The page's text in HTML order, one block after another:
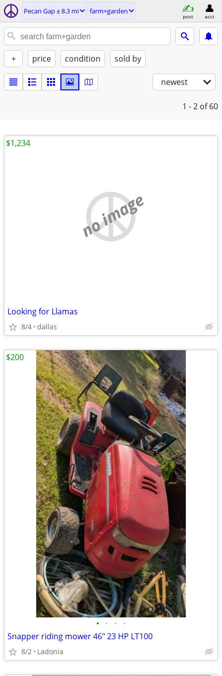
Pecan Gap ± 8.3 mi farm+garden
post acct
+ price condition sold by
newest
1 - 2 of 60
no image
Looking for Llamas
8/4 dallas
$1,234
• • • •
Snapper riding mower 46" 23 HP LT100
8/2 Ladonia
$200